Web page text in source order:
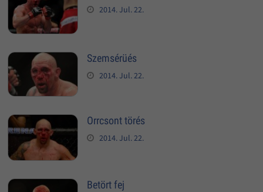
2014. Jul. 22.
Szemsérüés
2014. Jul. 22.
Orrcsont törés
2014. Jul. 22.
Betört fej